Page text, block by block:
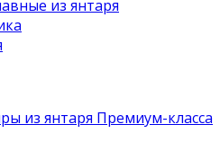
из янтаря
из янтаря Премиум-класса